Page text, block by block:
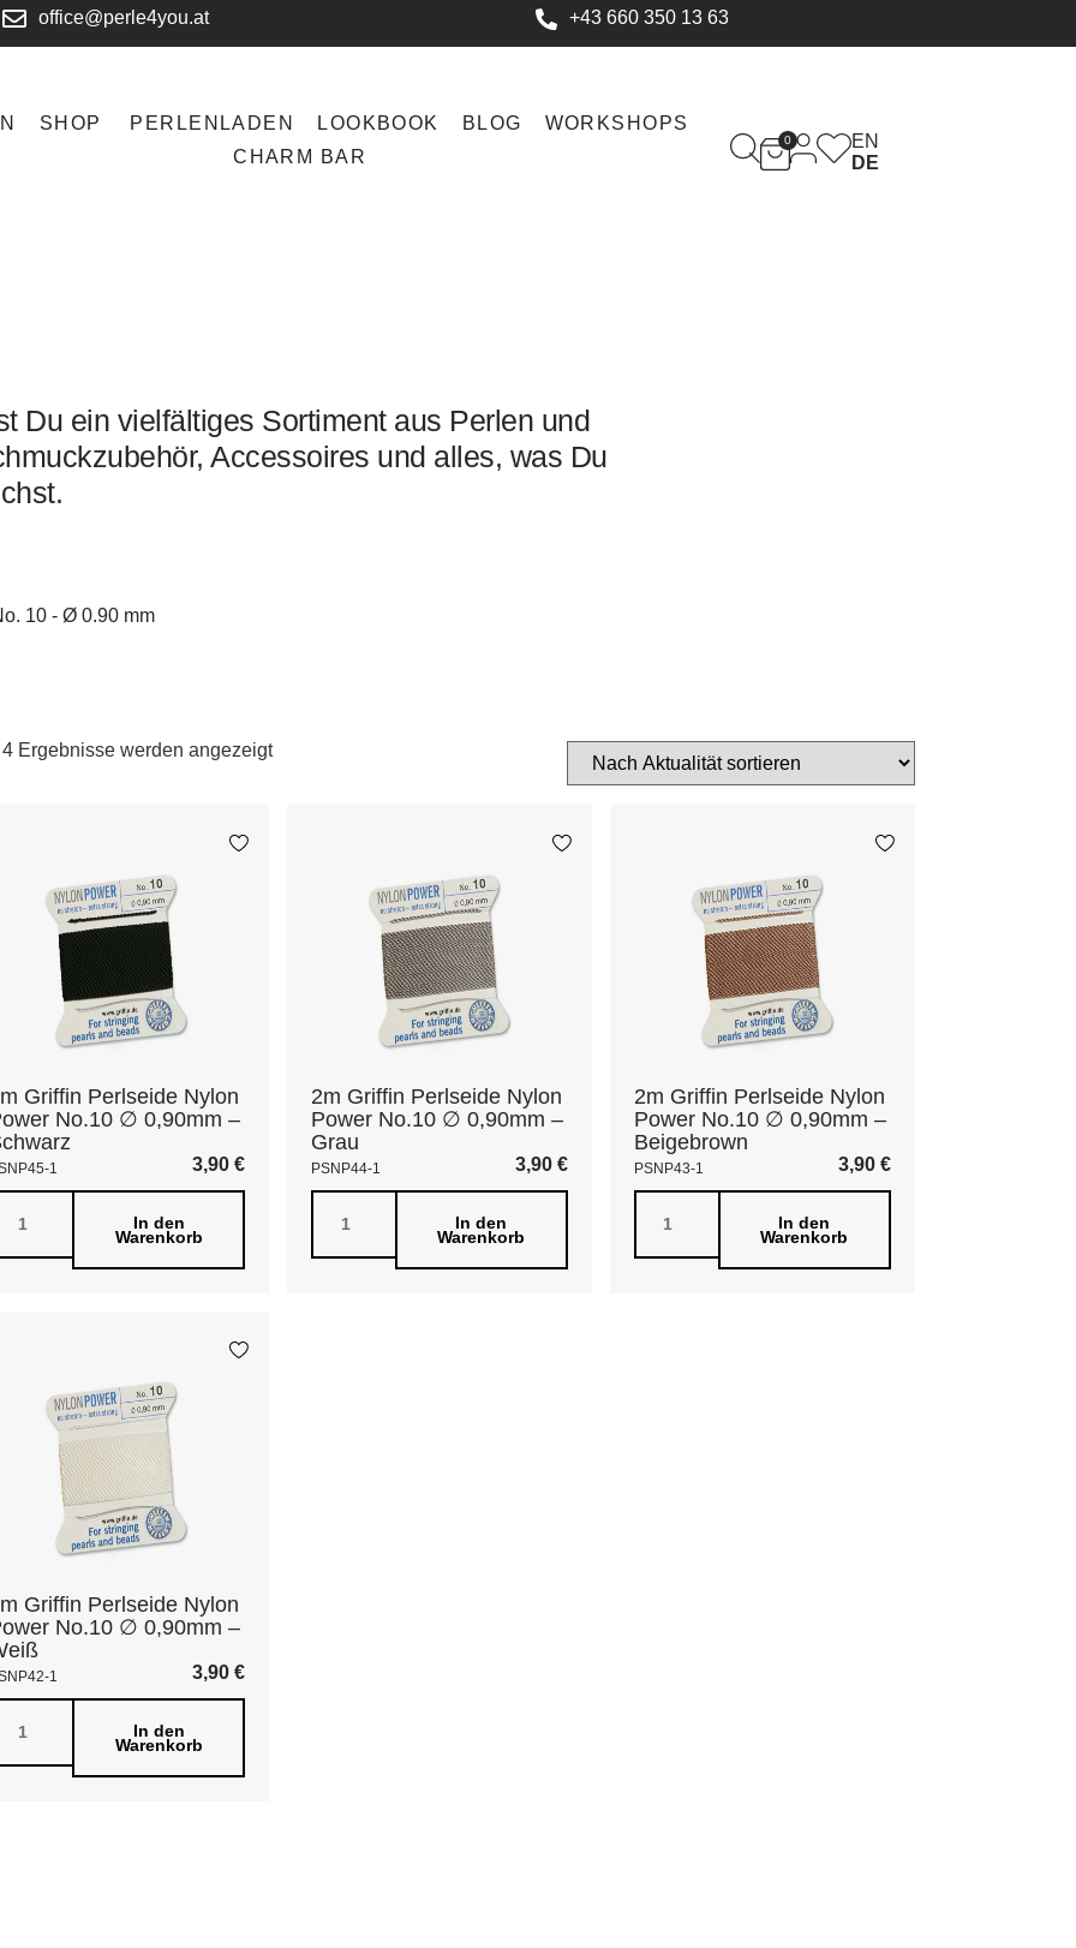
office@perle4you.at +43 660 350 13 63
SHOP PERLENLADEN LOOKBOOK BLOG
WORKSHOPS
CHARM BAR
0
EN
DE
Du ein vielfältiges Sortiment aus Perlen und
Accessoires und alles, was Du
10 - Ø 0.90 mm
Ergebnisse werden angezeigt
Griffin Perlseide Nylon
No.10 ∅ 0,90mm –
1 3,90 €
In den
Warenkorb
2m Griffin Perlseide Nylon
Power No.10 ∅ 0,90mm –
Grau
PSNP44-1 3,90 €
In den
Warenkorb
2m Griffin Perlseide Nylon
Power No.10 ∅ 0,90mm –
Beigebrown
PSNP43-1 3,90 €
In den
Warenkorb
Griffin Perlseide Nylon
No.10 ∅ 0,90mm –
1 3,90 €
In den
Warenkorb